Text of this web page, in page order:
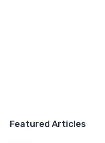
Featured Articles